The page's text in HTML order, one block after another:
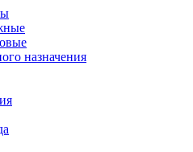
назначения